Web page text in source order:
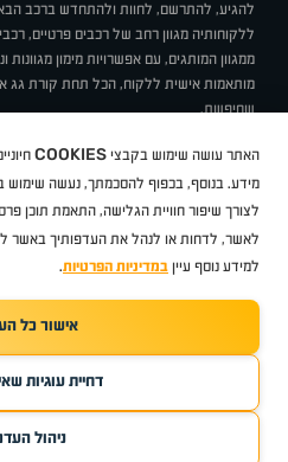
להגיע, להתרשם, לחוות ולהתחדש ברכב
ללקוחותיה מגוון רחב של רכבים פרטיים,
ממגוון המותגים, עם אפשרויות מימון מגוונות
מותאמות אישית ללקוח, הכל תחת קורת גג
שחיפשת.
תקנוןBUY BACKמבצעיםמגזין טרייד
ניהול העדפות
סיטרואן אופלפיג'וMG
Geelyמזדהבי ווי דיצ'רי
ב מ וולקסוסאאודיסקודהיונדאירנושברולט
כל הזכויות שמורות
האתר עושה שימוש בקבצי COOKIES
מידע. בנוסף, בכפוף להסכמתך, נעשה שימוש
לצורך שיפור חוויית הגלישה, התאמת תוכן
לאשר, לדחות או לנהל את העדפותיך באשר
למידע נוסף עיין במדיניות הפרטיות.
אישור כל
דחיית עוגיות
ניהול